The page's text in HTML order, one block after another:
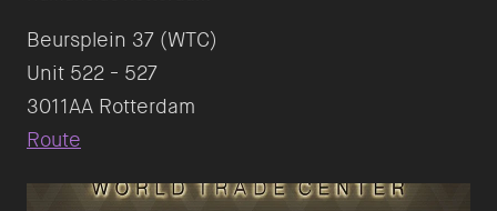
Beursplein 37 (WTC)
Unit 522 - 527
Route